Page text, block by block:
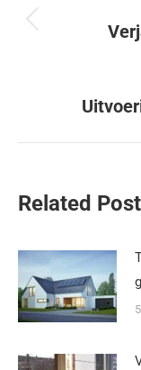
Related